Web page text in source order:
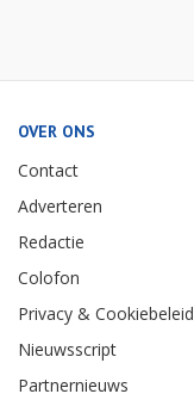
OVER ONS
Contact
Adverteren
Redactie
Colofon
Privacy & Cookiebeleid
Nieuwsscript
Partnernieuws